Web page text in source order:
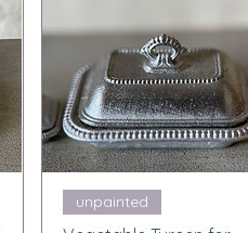
Snabbvisning
unpainted